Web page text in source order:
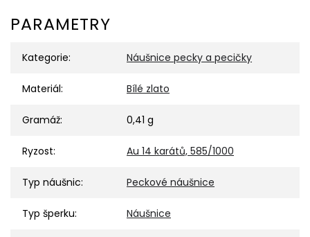
PARAMETRY
Kategorie: Náušnice pecky a pecičky
Materiál: Bílé zlato
Gramáž: 0,41 g
Ryzost: Au 14 karátů, 585/1000
Typ náušnic: Peckové náušnice
Typ šperku: Náušnice